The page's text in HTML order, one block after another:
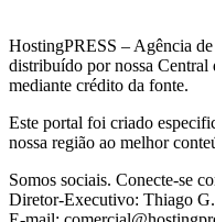
HostingPRESS – Agência
distribuído por nossa Central
mediante crédito da fonte.
Este portal foi criado
nossa região ao melhor
Somos sociais. Conecte-se
Diretor-Executivo: Thiago